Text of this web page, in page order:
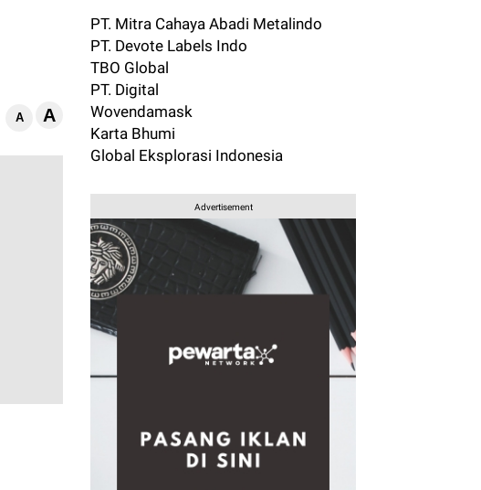
A A
PT. Mitra Cahaya Abadi Metalindo
PT. Devote Labels Indo
TBO Global
PT. Digital
Wovendamask
Karta Bhumi
Global Eksplorasi Indonesia
Advertisement